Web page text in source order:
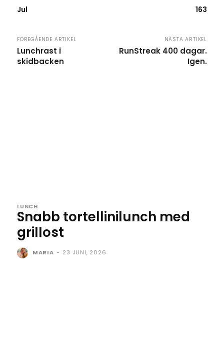
Jul
163
FÖREGÅENDE ARTIKEL
Lunchrast i
skidbacken
NÄSTA ARTIKEL
RunStreak 400 dagar.
Igen.
LUNCH
Snabb tortellinilunch med
grillost
MARIA - 23 JUNI, 2026